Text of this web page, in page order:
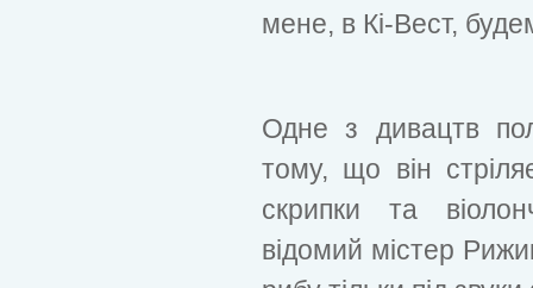
мене, в Кі-Вест,
Одне з дивацтв
тому, що він
скрипки та
відомий містер